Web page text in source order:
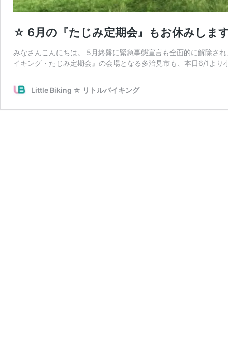
☆ 6月の『たじみ定期会』もお休みしま
みなさんこんにちは。 5月終盤に緊急事態宣言も全面的に解除さ
イキング・たじみ定期会』の会場となる多治見市も、本日6/1よ
Little Biking ☆ リトルバイキング